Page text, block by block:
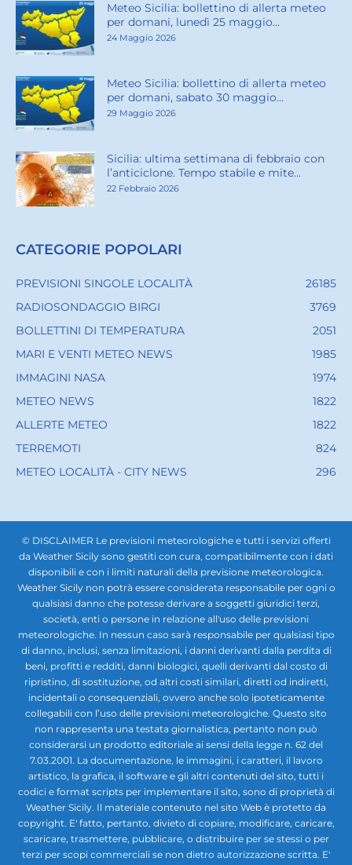
Meteo Sicilia: bollettino di allerta meteo
per domani, lunedì 25 maggio...
24 Maggio 2026
Meteo Sicilia: bollettino di allerta meteo
per domani, sabato 30 maggio...
29 Maggio 2026
Sicilia: ultima settimana di febbraio con
l’anticiclone. Tempo stabile e mite...
22 Febbraio 2026
CATEGORIE POPOLARI
PREVISIONI SINGOLE LOCALITÀ
26185
RADIOSONDAGGIO BIRGI
3769
BOLLETTINI DI TEMPERATURA
2051
MARI E VENTI METEO NEWS
1985
IMMAGINI NASA
1974
METEO NEWS
1822
ALLERTE METEO
1822
TERREMOTI
824
METEO LOCALITÀ - CITY NEWS
296
© DISCLAIMER Le previsioni meteorologiche e tutti i servizi offerti
da Weather Sicily sono gestiti con cura, compatibilmente con i dati
disponibili e con i limiti naturali della previsione meteorologica.
Weather Sicily non potrà essere considerata responsabile per ogni o
qualsiasi danno che potesse derivare a soggetti giuridici terzi,
società, enti o persone in relazione all'uso delle previsioni
meteorologiche. In nessun caso sarà responsabile per qualsiasi tipo
di danno, inclusi, senza limitazioni, i danni derivanti dalla perdita di
beni, profitti e redditi, danni biologici, quelli derivanti dal costo di
ripristino, di sostituzione, od altri costi similari, diretti od indiretti,
incidentali o consequenziali, ovvero anche solo ipoteticamente
collegabili con l’uso delle previsioni meteorologiche. Questo sito
non rappresenta una testata giornalistica, pertanto non può
considerarsi un prodotto editoriale ai sensi della legge n. 62 del
7.03.2001. La documentazione, le immagini, i caratteri, il lavoro
artistico, la grafica, il software e gli altri contenuti del sito, tutti i
codici e format scripts per implementare il sito, sono di proprietà di
Weather Sicily. Il materiale contenuto nel sito Web è protetto da
copyright. E' fatto, pertanto, divieto di copiare, modificare, caricare,
scaricare, trasmettere, pubblicare, o distribuire per se stessi o per
terzi per scopi commerciali se non dietro autorizzazione scritta. E'